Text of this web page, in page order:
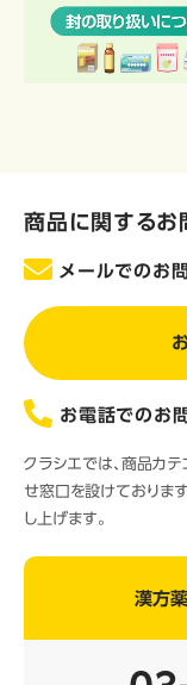
商品に関するお
メールでのお
お電話でのお
クラシエでは、商品カテ
せ窓口を設けておりま
し上げます。
漢方